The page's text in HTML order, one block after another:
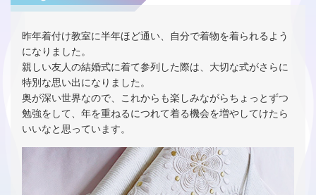
昨年着付け教室に半年ほど通い、自分で着物を着られるよう
になりました。
親しい友人の結婚式に着て参列した際は、大切な式がさらに
特別な思い出になりました。
奥が深い世界なので、これからも楽しみながらちょっとずつ
勉強をして、年を重ねるにつれて着る機会を増やしてけたら
いいなと思っています。